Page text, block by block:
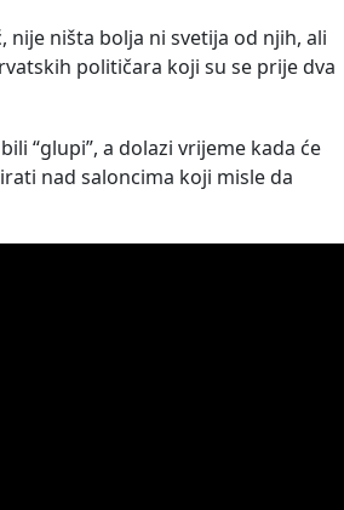
nije ništa bolja ni svetija od njih, ali
političara koji su se prije dva
“glupi”, a dolazi vrijeme kada će
nad saloncima koji misle da